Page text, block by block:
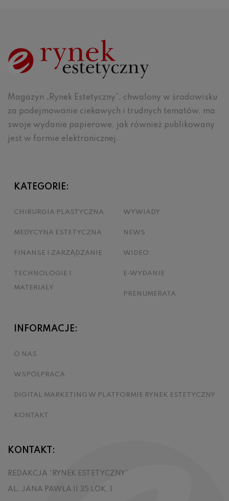
Magazyn „Rynek Estetyczny”, chwalony w środowisku
za podejmowanie ciekawych i trudnych tematów, ma
swoje wydanie papierowe, jak również publikowany
jest w formie elektronicznej.
KATEGORIE:
CHIRURGIA PLASTYCZNA
MEDYCYNA ESTETYCZNA
FINANSE I ZARZĄDZANIE
TECHNOLOGIE I
MATERIAŁY
WYWIADY
NEWS
WIDEO
E-WYDANIE
PRENUMERATA
INFORMACJE:
O NAS
WSPÓŁPRACA
DIGITAL MARKETING W PLATFORMIE RYNEK ESTETYCZNY
KONTAKT
KONTAKT:
REDAKCJA “RYNEK ESTETYCZNY”
AL. JANA PAWŁA II 35 LOK. 1